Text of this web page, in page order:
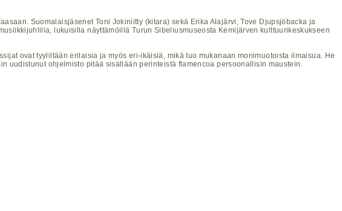
Suomalaisjäsenet Toni Jokiniitty (kitara) sekä Erika Alajärvi, Tove Djupsjöbacka ja
lukuisilla näyttämöillä Turun Sibeliusmuseosta Kemijärven kulttuurikeskukseen
ovat tyyliltään erilaisia ja myös eri-ikäisiä, mikä tuo mukanaan monimuotoista ilmaisua. He
uudistunut ohjelmisto pitää sisällään perinteistä flamencoa persoonallisin maustein.